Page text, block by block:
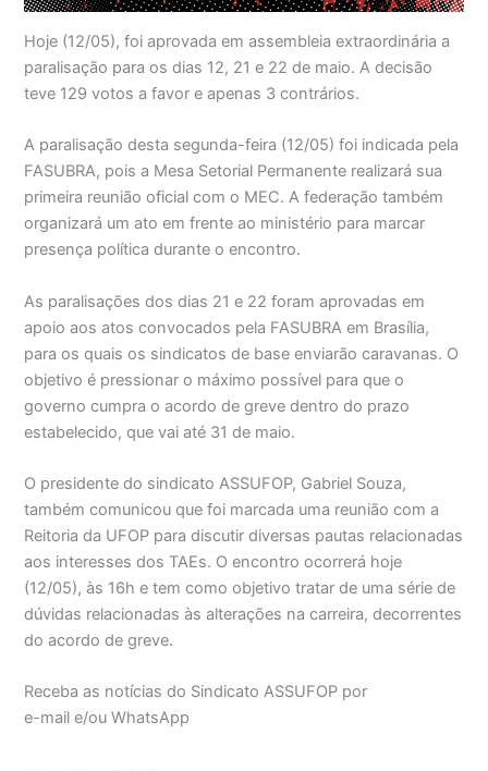
Hoje (12/05), foi aprovada em assembleia extraordinária a
paralisação para os dias 12, 21 e 22 de maio. A decisão
teve 129 votos a favor e apenas 3 contrários.
A paralisação desta segunda-feira (12/05) foi indicada pela
FASUBRA, pois a Mesa Setorial Permanente realizará sua
primeira reunião oficial com o MEC. A federação também
organizará um ato em frente ao ministério para marcar
presença política durante o encontro.
As paralisações dos dias 21 e 22 foram aprovadas em
apoio aos atos convocados pela FASUBRA em Brasília,
para os quais os sindicatos de base enviarão caravanas. O
objetivo é pressionar o máximo possível para que o
governo cumpra o acordo de greve dentro do prazo
estabelecido, que vai até 31 de maio.
O presidente do sindicato ASSUFOP, Gabriel Souza,
também comunicou que foi marcada uma reunião com a
Reitoria da UFOP para discutir diversas pautas relacionadas
aos interesses dos TAEs. O encontro ocorrerá hoje
(12/05), às 16h e tem como objetivo tratar de uma série de
dúvidas relacionadas às alterações na carreira, decorrentes
do acordo de greve.
Receba as notícias do Sindicato ASSUFOP por
e-mail e/ou WhatsApp